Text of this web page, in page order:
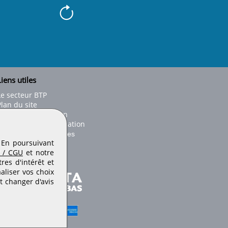
utiles
secteur BTP
du site
Conseils d'utilisation
Conditions de publication
Paramètres des cookies
poursuivant
/ CGU et notre
d'intérêt et
vos choix
changer d'avis